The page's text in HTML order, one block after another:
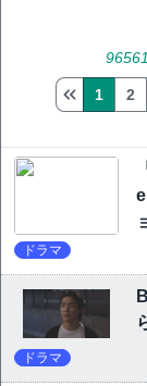
96561
1 2
ドラマ
ドラマ